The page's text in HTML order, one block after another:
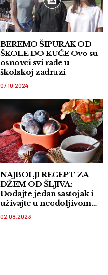
BEREMO ŠIPURAK OD
ŠKOLE DO KUĆE Ovo su
osnovci svi rade u
školskoj zadruzi
07.10.2024
NAJBOLJI RECEPT ZA
DŽEM OD ŠLJIVA:
Dodajte jedan sastojak i
uživajte u neodoljivom
02.08.2023